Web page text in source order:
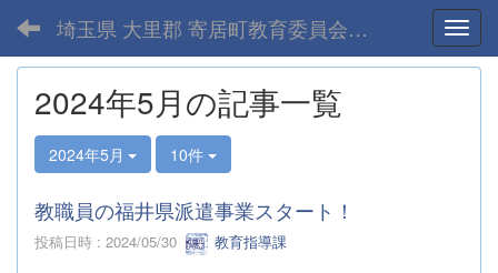
埼玉県 大里郡 寄居町教育委員会-home
2024年5月の記事一覧
2024年5月 10件
教職員の福井県派遣事業スタート！
投稿日時 : 2024/05/30 教育指導課